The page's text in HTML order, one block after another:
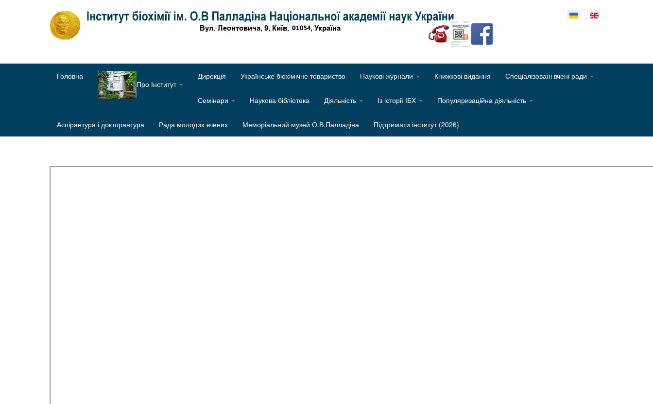
Оберіть свою мову
Головна
Про Інститут
Дирекція Українське біохімічне товариство Наукові журнали Книжкові видання Спеціалізовані вчені ради
Семінари Наукова бібліотека Діяльність Із історії ІБХ Популяризаційна діяльність
Аспірантура і докторантура Рада молодих вчених Меморіальний музей О.В.Палладіна Підтримати інститут (2026)